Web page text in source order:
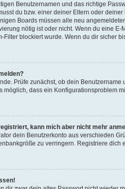
Benutzernamen und das richtige
du bzw. einer deiner Eltern oder
Boards müssen alle neu
nötig ist oder nicht. Wenn du eine
Filter blockiert wurde. Wenn du dir sicher
Prüfe zunächst, ob dein
möglich, dass ein Konfigurationsproblem
kann mich aber nicht mehr
dein Benutzerkonto aus verschieden
zu verringern. Registriere